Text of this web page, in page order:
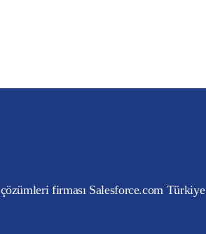
firması Salesforce.com Türkiye